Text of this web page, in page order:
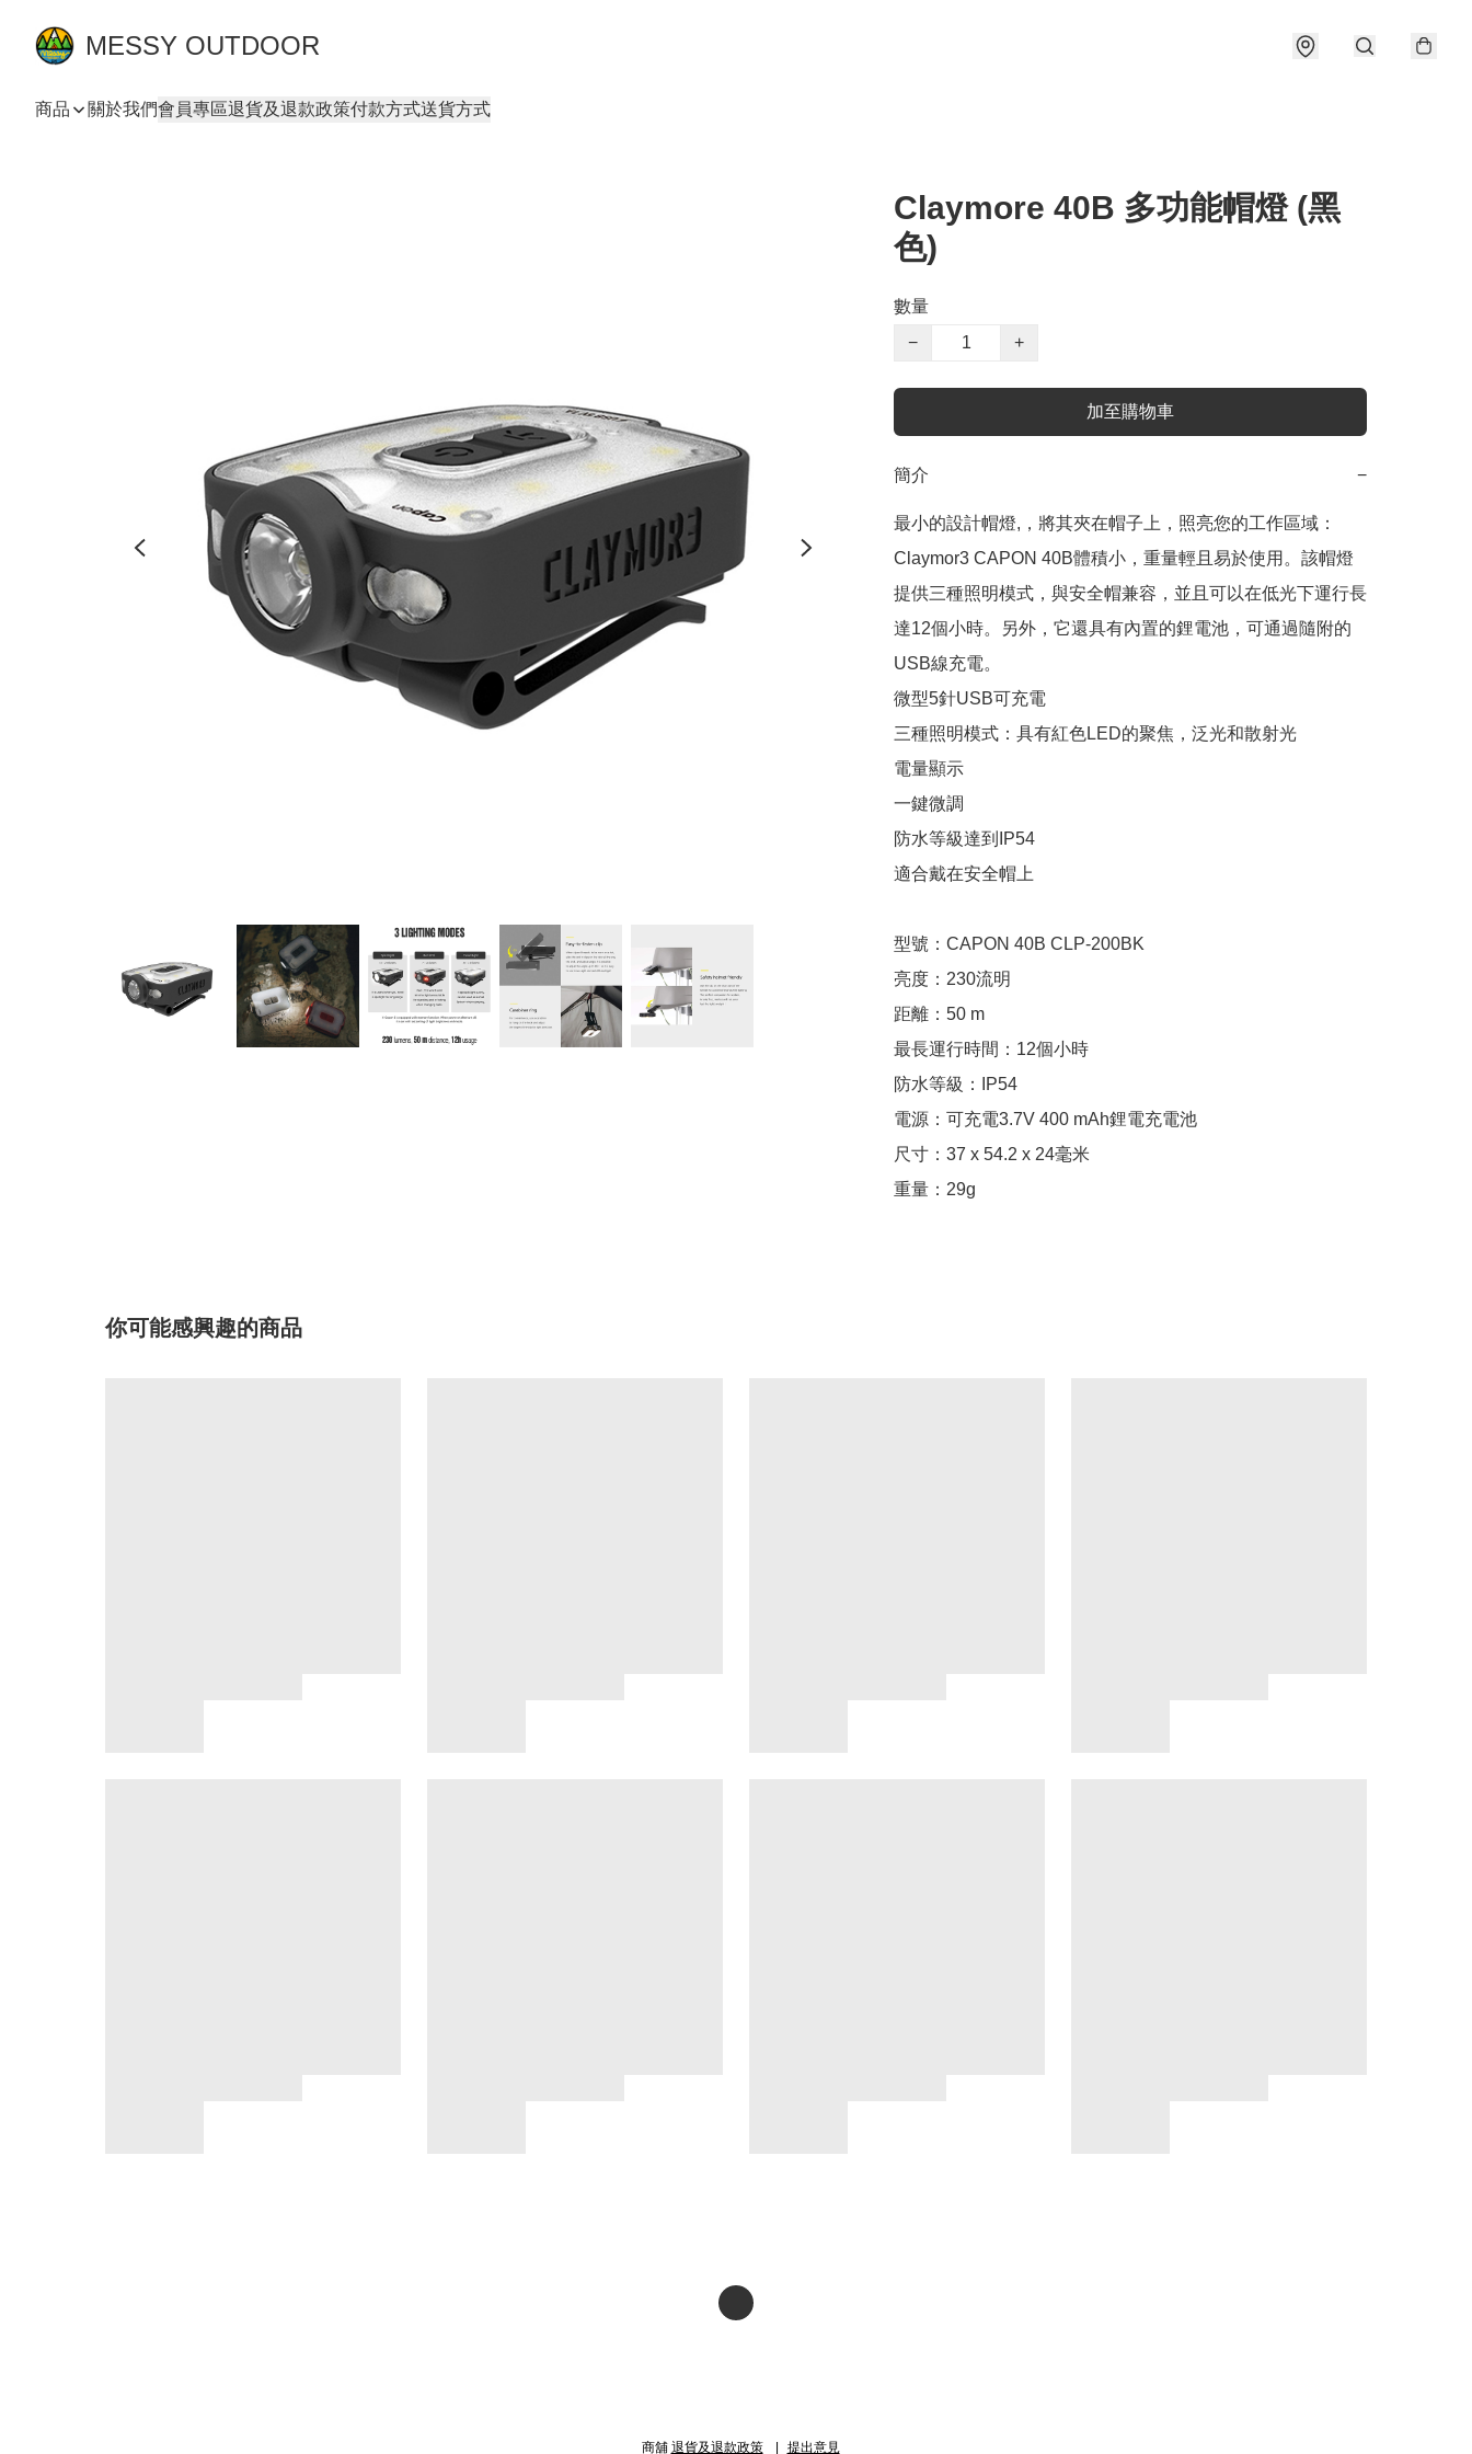
MESSY OUTDOOR
商品 關於我們會員專區退貨及退款政策付款方式送貨方式
Claymore 40B 多功能帽燈 (黑
色)
數量
−
+
加至購物車
簡介 −
最小的設計帽燈,，將其夾在帽子上，照亮您的工作區域：
Claymor3 CAPON 40B體積小，重量輕且易於使用。該帽燈
提供三種照明模式，與安全帽兼容，並且可以在低光下運行長
達12個小時。另外，它還具有內置的鋰電池，可通過隨附的
USB線充電。
微型5針USB可充電
三種照明模式：具有紅色LED的聚焦，泛光和散射光
電量顯示
一鍵微調
防水等級達到IP54
適合戴在安全帽上
型號：CAPON 40B CLP-200BK
亮度：230流明
距離：50 m
最長運行時間：12個小時
防水等級：IP54
電源：可充電3.7V 400 mAh鋰電充電池
尺寸：37 x 54.2 x 24毫米
重量：29g
你可能感興趣的商品
商舖 退貨及退款政策 提出意見